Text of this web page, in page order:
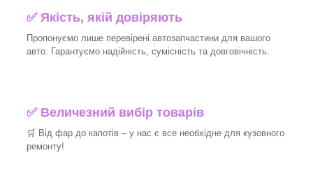
✅ Якість, якій довіряють
Пропонуємо лише перевірені автозапчастини для вашого
авто. Гарантуємо надійність, сумісність та довговічність.
✅ Величезний вибір товарів
🛒 Від фар до капотів – у нас є все необхідне для кузовного
ремонту!